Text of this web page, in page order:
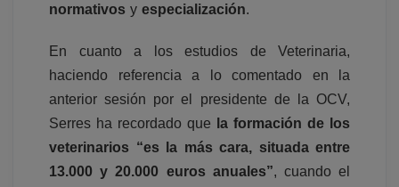
normativos y especialización.
En cuanto a los estudios de Veterinaria,
haciendo referencia a lo comentado en la
anterior sesión por el presidente de la OCV,
Serres ha recordado que
la formación de los
veterinarios “es la más cara, situada entre
13.000 y 20.000 euros anuales”, cuando el